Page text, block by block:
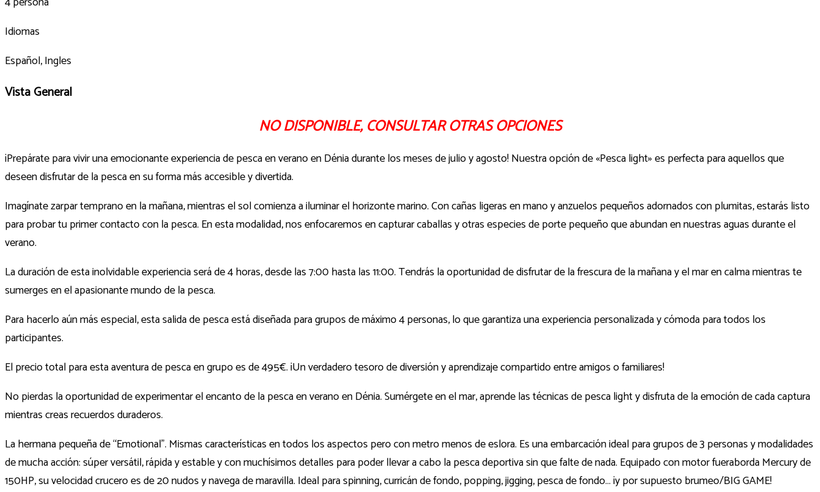
Idiomas
Español, Ingles
Vista General
NO DISPONIBLE, CONSULTAR OTRAS OPCIONES
¡Prepárate para vivir una emocionante experiencia de pesca en verano en Dénia durante los meses de julio y agosto! Nuestra opción de «Pesca light» es perfecta para aquellos que
deseen disfrutar de la pesca en su forma más accesible y divertida.
Imagínate zarpar temprano en la mañana, mientras el sol comienza a iluminar el horizonte marino. Con cañas ligeras en mano y anzuelos pequeños adornados con plumitas, estarás listo
para probar tu primer contacto con la pesca. En esta modalidad, nos enfocaremos en capturar caballas y otras especies de porte pequeño que abundan en nuestras aguas durante el
verano.
La duración de esta inolvidable experiencia será de 4 horas, desde las 7:00 hasta las 11:00. Tendrás la oportunidad de disfrutar de la frescura de la mañana y el mar en calma mientras te
sumerges en el apasionante mundo de la pesca.
Para hacerlo aún más especial, esta salida de pesca está diseñada para grupos de máximo 4 personas, lo que garantiza una experiencia personalizada y cómoda para todos los
participantes.
El precio total para esta aventura de pesca en grupo es de 495€. ¡Un verdadero tesoro de diversión y aprendizaje compartido entre amigos o familiares!
No pierdas la oportunidad de experimentar el encanto de la pesca en verano en Dénia. Sumérgete en el mar, aprende las técnicas de pesca light y disfruta de la emoción de cada captura
mientras creas recuerdos duraderos.
La hermana pequeña de “Emotional”. Mismas características en todos los aspectos pero con metro menos de eslora. Es una embarcación ideal para grupos de 3 personas y modalidades
de mucha acción: súper versátil, rápida y estable y con muchísimos detalles para poder llevar a cabo la pesca deportiva sin que falte de nada. Equipado con motor fueraborda Mercury de
150HP, su velocidad crucero es de 20 nudos y navega de maravilla. Ideal para spinning, curricán de fondo, popping, jigging, pesca de fondo… ¡y por supuesto brumeo/BIG GAME!